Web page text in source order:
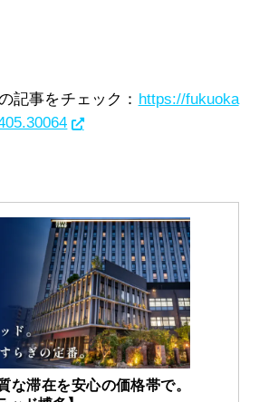
記事をチェック： https://fukuoka
な滞在を安心の価格帯で。